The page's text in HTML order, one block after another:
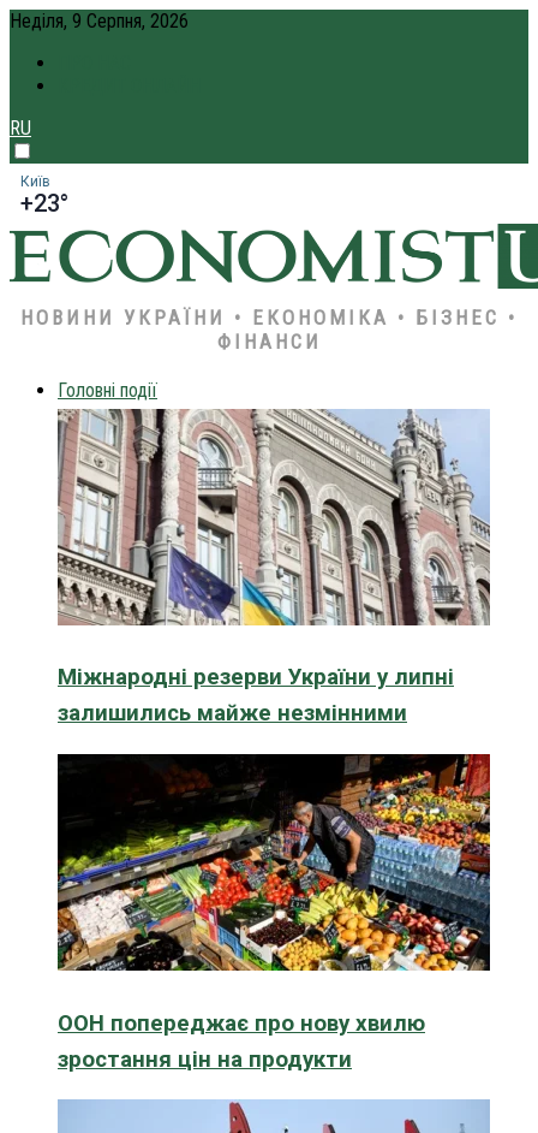
Неділя, 9 Серпня, 2026
RU
Київ
+23°
НОВИНИ УКРАЇНИ • ЕКОНОМІКА • БІЗНЕС •
ФІНАНСИ
Головні події
Міжнародні резерви України у липні
залишились майже незмінними
ООН попереджає про нову хвилю
зростання цін на продукти